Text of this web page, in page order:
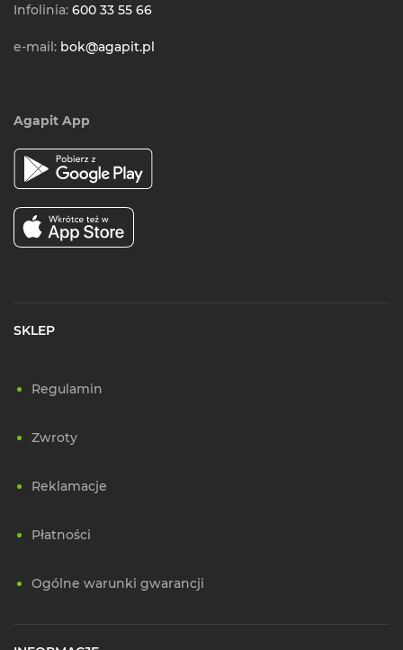
Infolinia: 600 33 55 66
e-mail: bok@agapit.pl
Agapit App
SKLEP
Regulamin
Zwroty
Reklamacje
Płatności
Ogólne warunki gwarancji